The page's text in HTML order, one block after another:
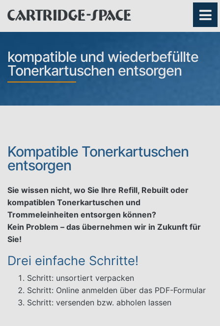
kompatible und wiederbefüllte
Tonerkartuschen entsorgen
Kompatible Tonerkartuschen
entsorgen
Sie wissen nicht, wo Sie Ihre Refill, Rebuilt oder
kompatiblen Tonerkartuschen und
Trommeleinheiten entsorgen können?
Kein Problem – das übernehmen wir in Zukunft für
Sie!
Drei einfache Schritte!
Schritt: unsortiert verpacken
Schritt: Online anmelden über das PDF-Formular
Schritt: versenden bzw. abholen lassen